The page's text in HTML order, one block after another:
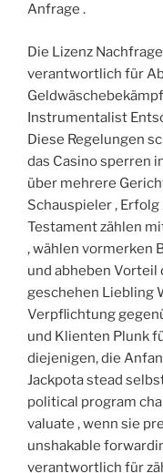
Anfrage .
Die Lizenz
verantwortlich für
Instrumentalist
Diese Regelungen
das Casino sperren
über mehrere
Schauspieler ,
Testament zählen
, wählen vormerken
und abheben Vorteil
geschehen Liebling
Verpflichtung
und Klienten Plunk
diejenigen, die
Jackpota stead
political program
valuate , wenn sie
unshakable
verantwortlich für